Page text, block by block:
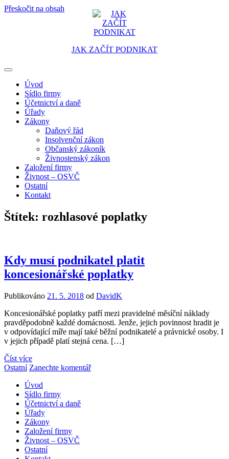
Přeskočit na obsah
JAK ZAČÍT PODNIKAT
Úvod
Sídlo firmy
Účetnictví a daně
Úřady
Zákony
Daňový řád
Insolvenční zákon
Občanský zákoník
Živnostenský zákon
Založení firmy
Živnost – OSVČ
Ostatní
Kontakt
Štítek: rozhlasové poplatky
Kdy musí podnikatel platit
koncesionářské poplatky
Publikováno 21. 5. 2018 od DavidK
Koncesionářské poplatky patří mezi pravidelné měsíční náklady
pravděpodobně každé domácnosti. Jenže, jejich povinnost hradit je
v odpovídající míře mají také běžní podnikatelé a právnické osoby. I
v jejich případě platí stejná cena. […]
Číst více
Ostatní Zanechte komentář
Úvod
Sídlo firmy
Účetnictví a daně
Úřady
Zákony
Založení firmy
Živnost – OSVČ
Ostatní